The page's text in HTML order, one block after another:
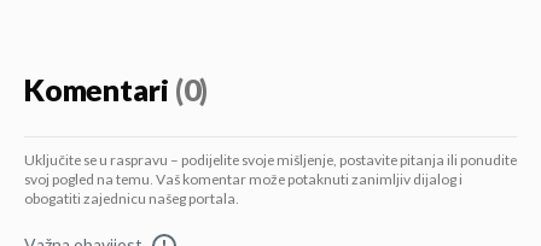
Komentari (0)
Uključite se u raspravu – podijelite svoje mišljenje, postavite pitanja ili ponudite
svoj pogled na temu. Vaš komentar može potaknuti zanimljiv dijalog i
obogatiti zajednicu našeg portala.